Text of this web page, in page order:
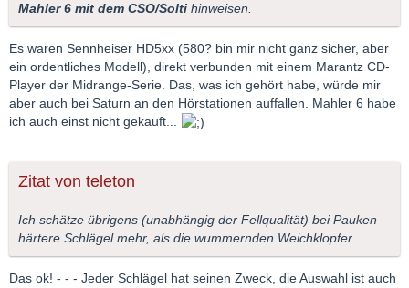
Mahler 6 mit dem CSO/Solti hinweisen.
Es waren Sennheiser HD5xx (580? bin mir nicht ganz sicher, aber
ein ordentliches Modell), direkt verbunden mit einem Marantz CD-
Player der Midrange-Serie. Das, was ich gehört habe, würde mir
aber auch bei Saturn an den Hörstationen auffallen. Mahler 6 habe
ich auch einst nicht gekauft...
Zitat von teleton
Ich schätze übrigens (unabhängig der Fellqualität) bei Pauken
härtere Schlägel mehr, als die wummernden Weichklopfer.
Das ok! - - - Jeder Schlägel hat seinen Zweck, die Auswahl ist auch